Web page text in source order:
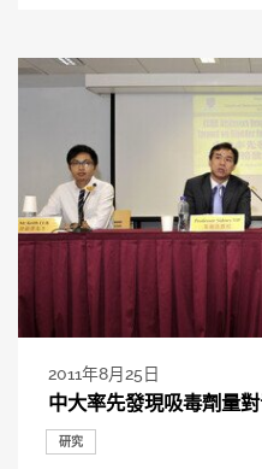
2011年8月25日
中大率先發現吸毒劑量
研究